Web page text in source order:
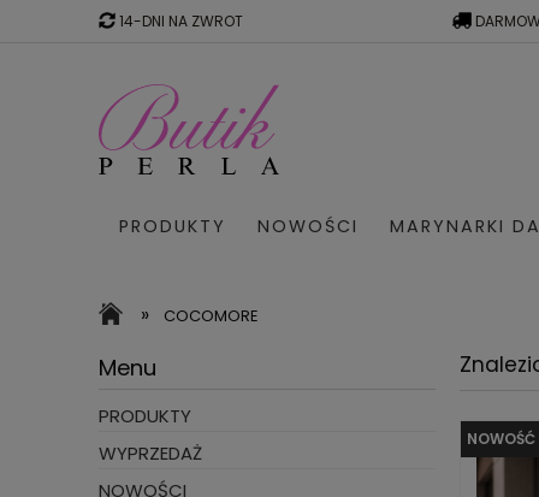
14-DNI NA ZWROT
PRODUKTY NOWOŚCI MARYNARKI
» COCOMORE
Menu
PRODUKTY
WYPRZEDAŻ
NOWOŚCI
NOWOŚĆ